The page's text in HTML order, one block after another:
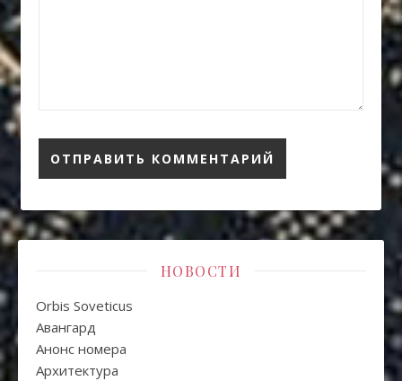
НОВОСТИ
Orbis Soveticus
Авангард
Анонс номера
Архитектура